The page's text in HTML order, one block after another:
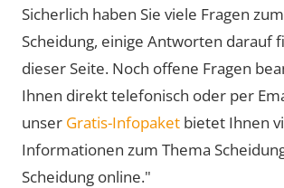
Sicherlich haben Sie viele Fragen
Scheidung, einige Antworten darauf
dieser Seite. Noch offene Fragen
Ihnen direkt telefonisch oder per
unser Gratis-Infopaket bietet Ihnen
Informationen zum Thema
Scheidung online."